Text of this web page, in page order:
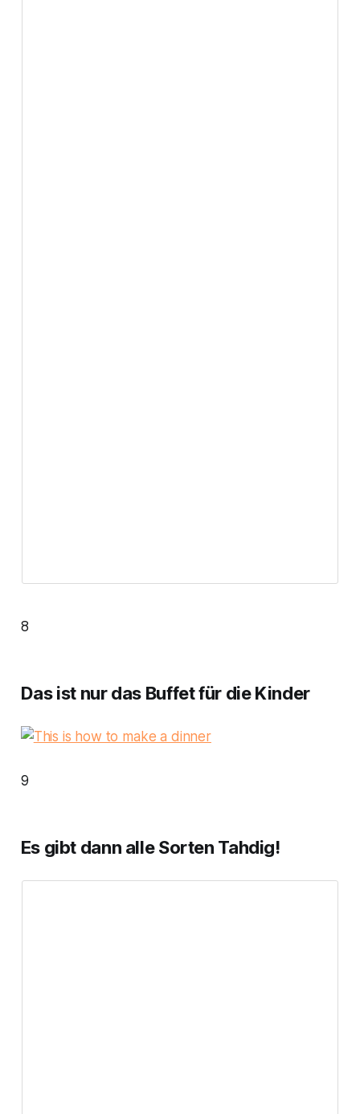
8
Das ist nur das Buffet für die Kinder
9
Es gibt dann alle Sorten Tahdig!